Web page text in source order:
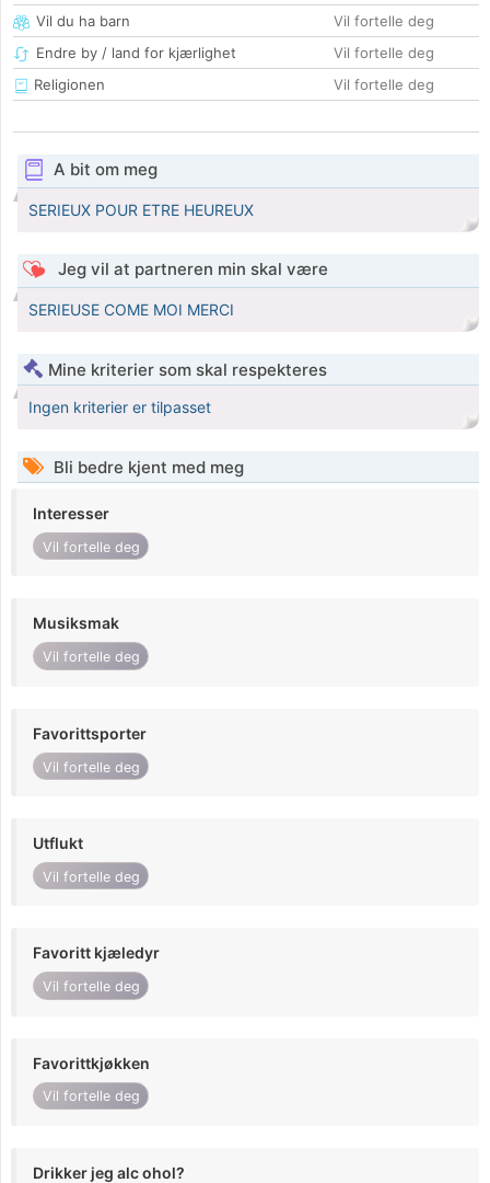
Vil du ha barn
Vil fortelle deg
Endre by / land for kjærlighet
Vil fortelle deg
Religionen
Vil fortelle deg
A bit om meg
SERIEUX POUR ETRE HEUREUX
Jeg vil at partneren min skal være
SERIEUSE COME MOI MERCI
Mine kriterier som skal respekteres
Ingen kriterier er tilpasset
Bli bedre kjent med meg
Interesser
Vil fortelle deg
Musiksmak
Vil fortelle deg
Favorittsporter
Vil fortelle deg
Utflukt
Vil fortelle deg
Favoritt kjæledyr
Vil fortelle deg
Favorittkjøkken
Vil fortelle deg
Drikker jeg alc ohol?